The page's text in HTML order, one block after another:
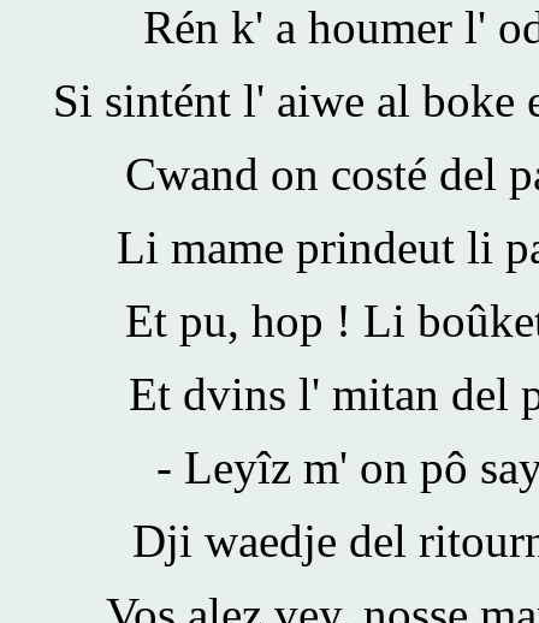
Rén k' a houmer l'
Si sintént l' aiwe al boke
Cwand on costé del
Li mame prindeut li
Et pu, hop ! Li
Et dvins l' mitan del
- Leyîz m' on pô
Dji waedje del